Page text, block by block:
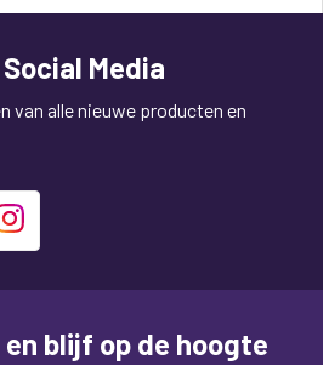
Media
van alle nieuwe producten en
blijf op de hoogte